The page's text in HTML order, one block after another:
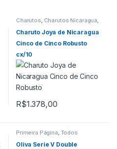
Charutos, Charutos Nicaragua,
Produtos
Charuto Joya de Nicaragua
Cinco de Cinco Robusto
cx/10
R$1.378,00
Primeira Página Todos
Oliva Serie V Double